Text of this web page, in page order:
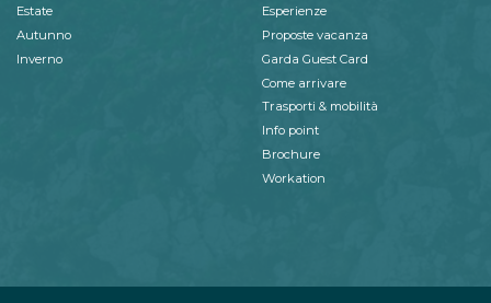
Estate
Autunno
Inverno
Esperienze
Proposte vacanza
Garda Guest Card
Come arrivare
Trasporti & mobilità
Info point
Brochure
Workation